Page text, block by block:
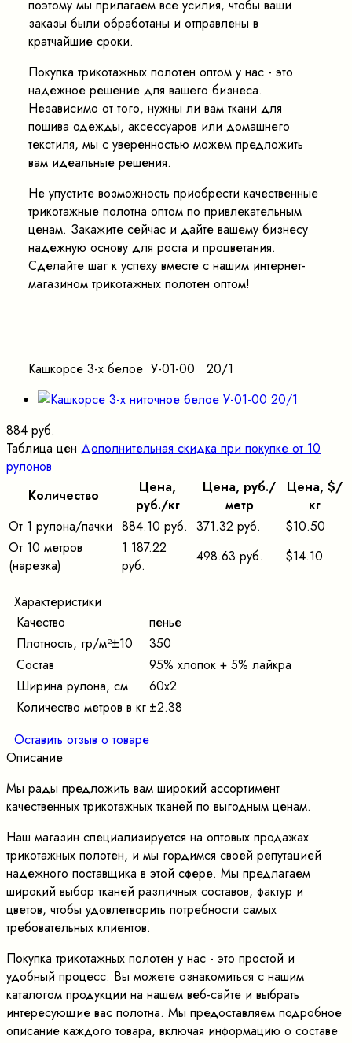
поэтому мы прилагаем все усилия, чтобы ваши
заказы были обработаны и отправлены в
кратчайшие сроки.
Покупка трикотажных полотен оптом у нас - это
надежное решение для вашего бизнеса.
Независимо от того, нужны ли вам ткани для
пошива одежды, аксессуаров или домашнего
текстиля, мы с уверенностью можем предложить
вам идеальные решения.
Не упустите возможность приобрести качественные
трикотажные полотна оптом по привлекательным
ценам. Закажите сейчас и дайте вашему бизнесу
надежную основу для роста и процветания.
Сделайте шаг к успеху вместе с нашим интернет-
магазином трикотажных полотен оптом!
Кашкорсе 3-х белое У-01-00 20/1
884 руб.
Таблица цен Дополнительная скидка при покупке от 10
рулонов
Количество
Цена,
pуб./кг
Цена, pуб./
метр
Цена, $/
кг
От 1 рулона/пачки 884.10 руб. 371.32 руб.
$10.50
От 10 метров
(нарезка)
1 187.22
руб.
498.63 руб. $14.10
Характеристики
Качество
пенье
Плотность, гр/м²±10
350
Состав
95% хлопок + 5% лайкра
Ширина рулона, см.
60х2
Количество метров в кг ±2.38
Оставить отзыв о товаре
Описание
Мы рады предложить вам широкий ассортимент
качественных трикотажных тканей по выгодным ценам.
Наш магазин специализируется на оптовых продажах
трикотажных полотен, и мы гордимся своей репутацией
надежного поставщика в этой сфере. Мы предлагаем
широкий выбор тканей различных составов, фактур и
цветов, чтобы удовлетворить потребности самых
требовательных клиентов.
Покупка трикотажных полотен у нас - это простой и
удобный процесс. Вы можете ознакомиться с нашим
каталогом продукции на нашем веб-сайте и выбрать
интересующие вас полотна. Мы предоставляем подробное
описание каждого товара, включая информацию о составе